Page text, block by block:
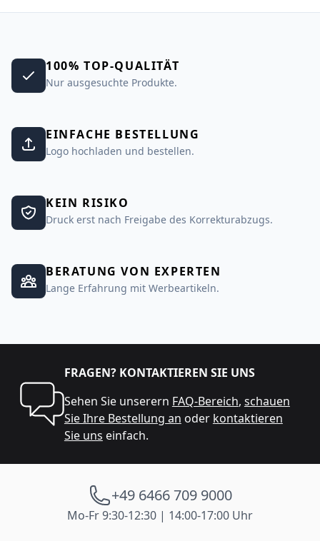
100% TOP-QUALITÄT
Nur ausgesuchte Produkte.
EINFACHE BESTELLUNG
Logo hochladen und bestellen.
KEIN RISIKO
Druck erst nach Freigabe des Korrekturabzugs.
BERATUNG VON EXPERTEN
Lange Erfahrung mit Werbeartikeln.
FRAGEN? KONTAKTIEREN SIE UNS
Sehen Sie unserern FAQ-Bereich, schauen
Sie Ihre Bestellung an oder kontaktieren
Sie uns einfach.
+49 6466 709 9000
Mo-Fr 9:30-12:30 | 14:00-17:00 Uhr